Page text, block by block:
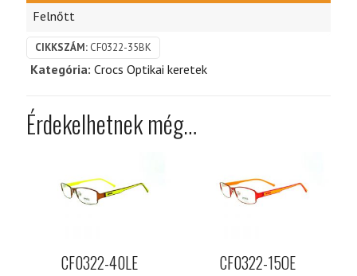
Felnőtt
CIKKSZÁM: CF0322-35BK
Kategória: Crocs Optikai keretek
Érdekelhetnek még…
CF0322-40LE CF0322-15OE